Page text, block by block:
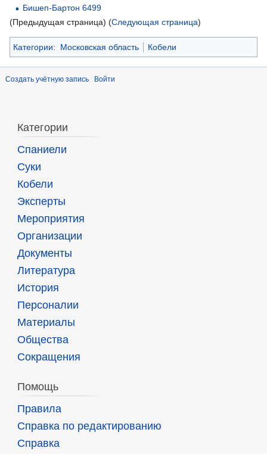
Бишеп-Бартон 6499
(Предыдущая страница) (Следующая страница)
Категории: Московская область Кобели
Создать учётную запись Войти
Категории
Спаниели
Суки
Кобели
Эксперты
Мероприятия
Организации
Документы
Литература
История
Персоналии
Материалы
Общества
Сокращения
Помощь
Правила
Справка по редактированию
Справка